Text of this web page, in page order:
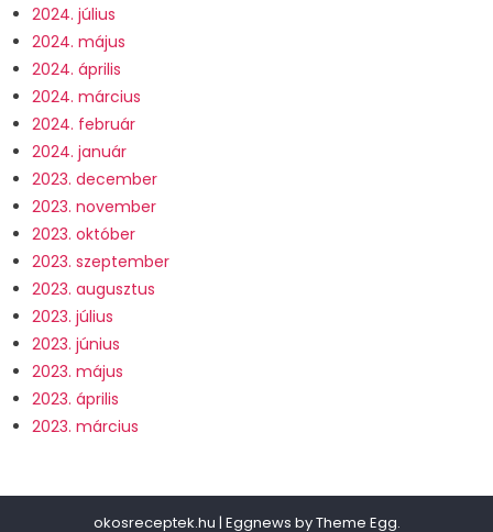
2024. július
2024. május
2024. április
2024. március
2024. február
2024. január
2023. december
2023. november
2023. október
2023. szeptember
2023. augusztus
2023. július
2023. június
2023. május
2023. április
2023. március
okosreceptek.hu | Eggnews byTheme Egg.